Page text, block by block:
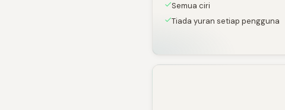
Semua ciri
Tiada yuran setiap pengguna